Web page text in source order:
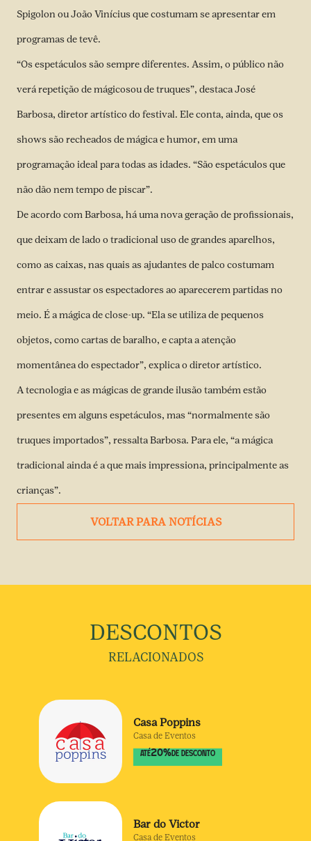
Spigolon ou João Vinícius que costumam se apresentar em
programas de tevê.
“Os espetáculos são sempre diferentes. Assim, o público não
verá repetição de mágicosou de truques”, destaca José
Barbosa, diretor artístico do festival. Ele conta, ainda, que os
shows são recheados de mágica e humor, em uma
programação ideal para todas as idades. “São espetáculos que
não dão nem tempo de piscar”.
De acordo com Barbosa, há uma nova geração de profissionais,
que deixam de lado o tradicional uso de grandes aparelhos,
como as caixas, nas quais as ajudantes de palco costumam
entrar e assustar os espectadores ao aparecerem partidas no
meio. É a mágica de close-up. “Ela se utiliza de pequenos
objetos, como cartas de baralho, e capta a atenção
momentânea do espectador”, explica o diretor artístico.
A tecnologia e as mágicas de grande ilusão também estão
presentes em alguns espetáculos, mas “normalmente são
truques importados”, ressalta Barbosa. Para ele, “a mágica
tradicional ainda é a que mais impressiona, principalmente as
crianças”.
VOLTAR PARA NOTÍCIAS
DESCONTOS
RELACIONADOS
Casa Poppins
Casa de Eventos
ATÉ20% DE DESCONTO
Bar do Victor
Casa de Eventos